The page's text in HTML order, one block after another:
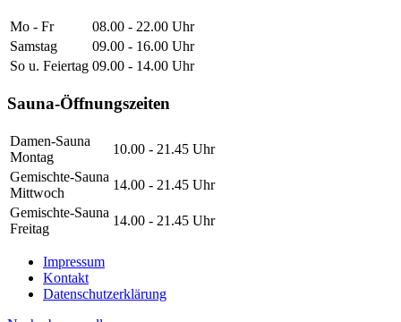
Mo - Fr
08.00 - 22.00 Uhr
Samstag
09.00 - 16.00 Uhr
So u. Feiertag 09.00 - 14.00 Uhr
Sauna-Öffnungszeiten
Damen-Sauna
Montag
10.00 - 21.45 Uhr
Gemischte-Sauna
Mittwoch
14.00 - 21.45 Uhr
Gemischte-Sauna
Freitag
14.00 - 21.45 Uhr
Impressum
Kontakt
Datenschutzerklärung